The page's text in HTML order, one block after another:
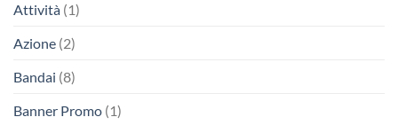
Attività (1)
Azione (2)
Bandai (8)
Banner Promo (1)